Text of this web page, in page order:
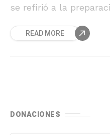
se refirió a la
se realizarán en Sucre
READ MORE
DONACIONES